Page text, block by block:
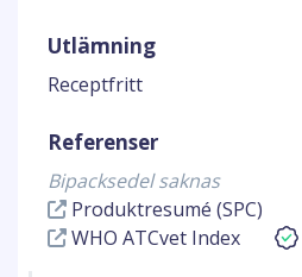
Utlämning
Receptfritt
Referenser
Bipacksedel saknas
Produktresumé (SPC)
WHO ATCvet Index